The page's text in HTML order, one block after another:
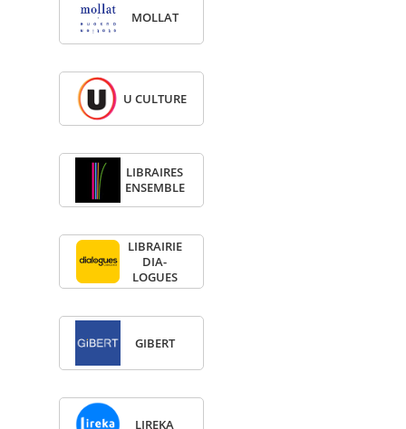
MOL­LAT
U CULTURE
LIBRAIRES
ENSEMBLE
LIBRAI­RIE
DIA­
LOGUES
GIBERT
LIREKA